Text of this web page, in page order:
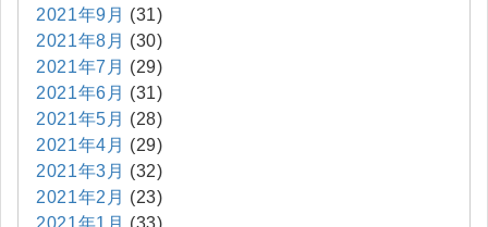
2021年9月 (31)
2021年8月 (30)
2021年7月 (29)
2021年6月 (31)
2021年5月 (28)
2021年4月 (29)
2021年3月 (32)
2021年2月 (23)